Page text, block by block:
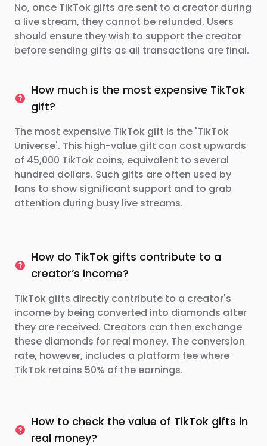
No, once TikTok gifts are sent to a creator during
a live stream, they cannot be refunded. Users
should ensure they wish to support the creator
before sending gifts as all transactions are final.
How much is the most expensive TikTok
gift?
The most expensive TikTok gift is the 'TikTok
Universe'. This high-value gift can cost upwards
of 45,000 TikTok coins, equivalent to several
hundred dollars. Such gifts are often used by
fans to show significant support and to grab
attention during busy live streams.
How do TikTok gifts contribute to a
creator’s income?
TikTok gifts directly contribute to a creator's
income by being converted into diamonds after
they are received. Creators can then exchange
these diamonds for real money. The conversion
rate, however, includes a platform fee where
TikTok retains 50% of the earnings.
How to check the value of TikTok gifts in
real money?